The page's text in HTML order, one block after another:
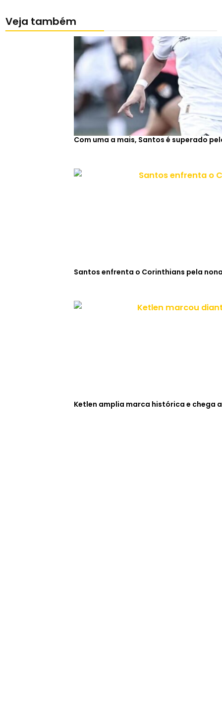
Veja também
Com uma a mais, Santos é superado
Santos enfrenta o Corinthians pela
Ketlen amplia marca histórica e chega